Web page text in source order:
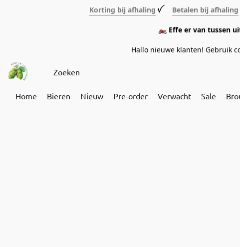
Korting bij afhaling ꪜ Betalen bij afhaling
🏍️ Effe er van tussen
Hallo nieuwe klanten! Gebruik
Home Bieren Nieuw Pre-order Verwacht Sale